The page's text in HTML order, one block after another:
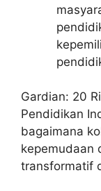
Gardian: 20
Pendidikan
bagaimana
kepemudaan
transformatif